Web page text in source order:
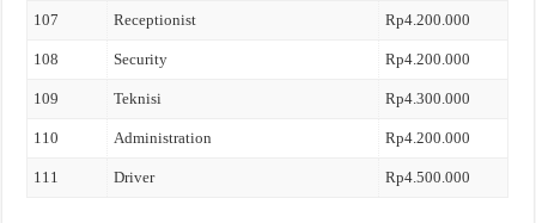
107 Receptionist Rp4.200.000
108 Security Rp4.200.000
109 Teknisi Rp4.300.000
110 Administration Rp4.200.000
111 Driver Rp4.500.000